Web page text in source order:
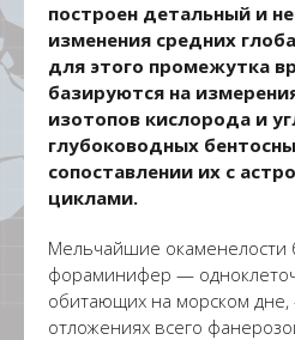
построен детальный и
изменения средних
для этого промежутка
базируются на
изотопов кислорода и
глубоководных
сопоставлении их с
циклами.
Мельчайшие окаменелости
фораминифер —
обитающих на морском
отложениях всего